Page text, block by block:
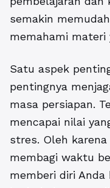
semakin
memahami materi
Satu aspek
pentingnya
masa persiapan.
mencapai nilai
stres. Oleh
membagi waktu
memberi diri